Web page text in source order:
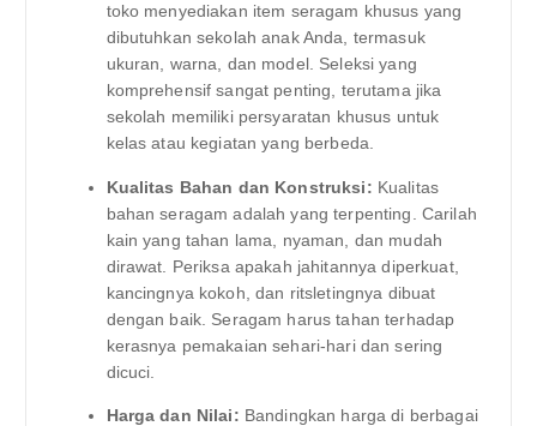
toko menyediakan item seragam khusus yang
dibutuhkan sekolah anak Anda, termasuk
ukuran, warna, dan model. Seleksi yang
komprehensif sangat penting, terutama jika
sekolah memiliki persyaratan khusus untuk
kelas atau kegiatan yang berbeda.
Kualitas Bahan dan Konstruksi: Kualitas
bahan seragam adalah yang terpenting. Carilah
kain yang tahan lama, nyaman, dan mudah
dirawat. Periksa apakah jahitannya diperkuat,
kancingnya kokoh, dan ritsletingnya dibuat
dengan baik. Seragam harus tahan terhadap
kerasnya pemakaian sehari-hari dan sering
dicuci.
Harga dan Nilai: Bandingkan harga di berbagai